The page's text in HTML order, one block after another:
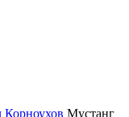
Корноухов Мустанг